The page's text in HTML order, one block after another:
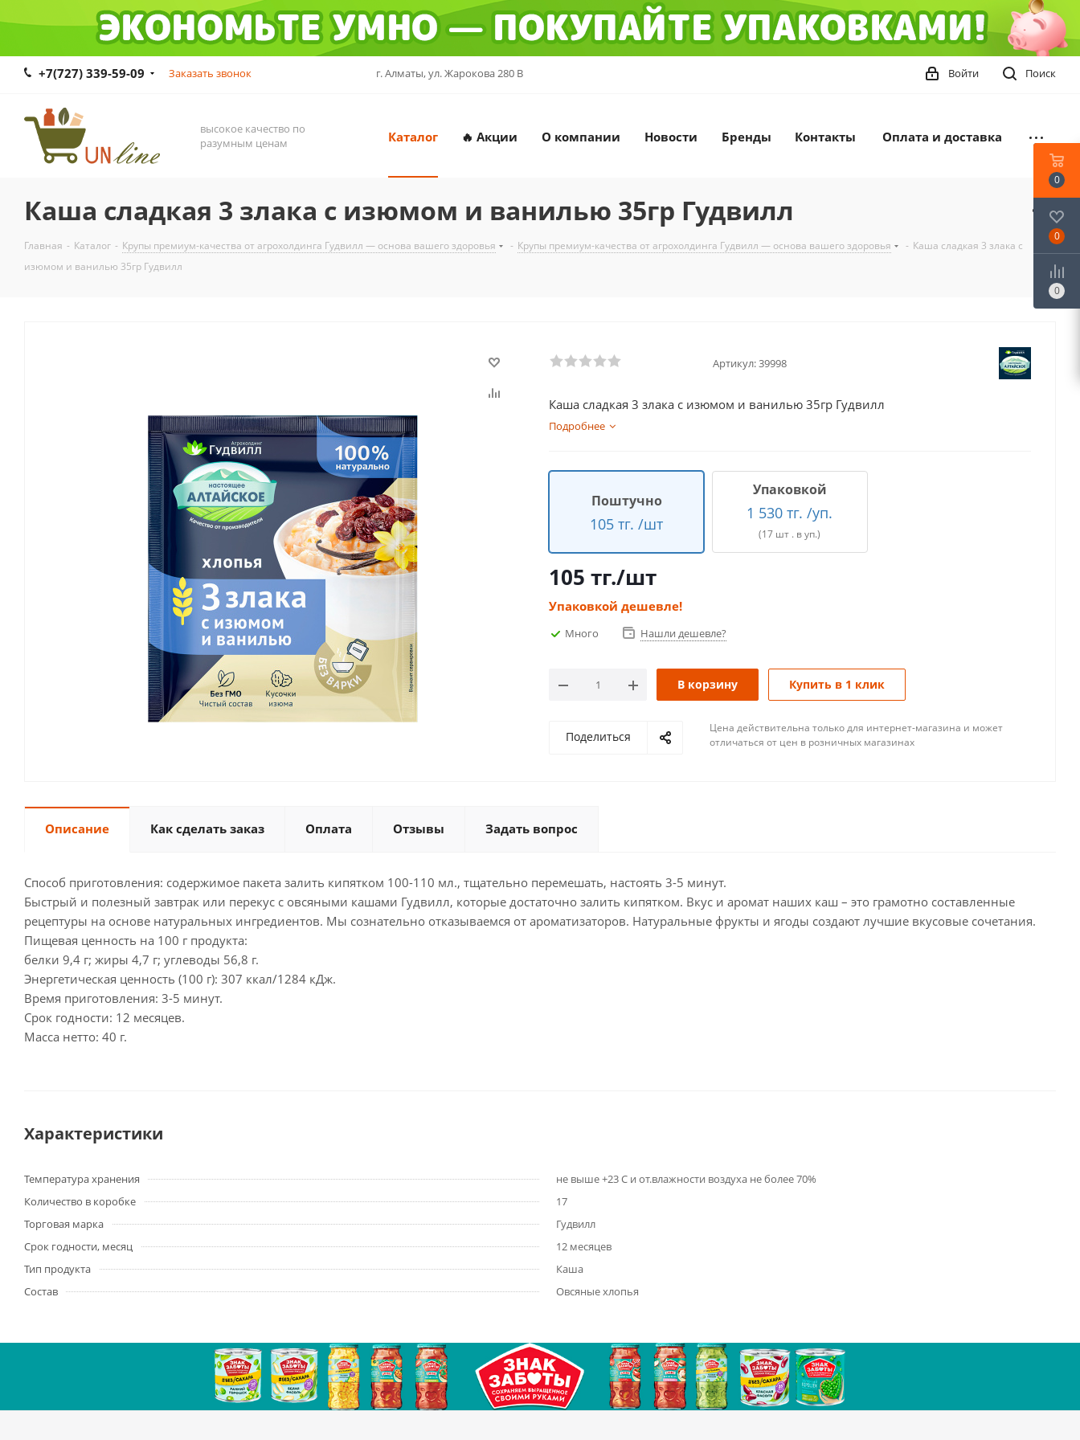
+7(727) 339-59-09 Заказать звонок г. Алматы, ул. Жарокова 280 В Поиск
Войти
высокое качество по
разумным ценам
Каталог 🔥 Акции О компании Новости Бренды Контакты Оплата и доставка
Каша сладкая 3 злака с изюмом и ванилью 35гр Гудвилл
Главная - Каталог - Крупы премиум-качества от агрохолдинга Гудвилл — основа вашего здоровья - Крупы премиум-качества от агрохолдинга Гудвилл — основа вашего здоровья - Каша сладкая 3 злака с
изюмом и ванилью 35гр Гудвилл
Артикул:39998
Каша сладкая 3 злака с изюмом и ванилью 35гр Гудвилл
Подробнее
Поштучно
105 тг. /шт
Упаковкой
1 530 тг. /уп.
(17 шт . в уп.)
105 тг./шт
Упаковкой дешевле!
Много Нашли дешевле?
В корзину Купить в 1 клик
Поделиться
Цена действительна только для интернет-магазина и может
отличаться от цен в розничных магазинах
Описание Как сделать заказ Оплата Отзывы Задать вопрос
Способ приготовления: содержимое пакета залить кипятком 100-110 мл., тщательно перемешать, настоять 3-5 минут.
Быстрый и полезный завтрак или перекус с овсяными кашами Гудвилл, которые достаточно залить кипятком. Вкус и аромат наших каш – это грамотно составленные
рецептуры на основе натуральных ингредиентов. Мы сознательно отказываемся от ароматизаторов. Натуральные фрукты и ягоды создают лучшие вкусовые сочетания.
Пищевая ценность на 100 г продукта:
белки 9,4 г; жиры 4,7 г; углеводы 56,8 г.
Энергетическая ценность (100 г): 307 ккал/1284 кДж.
Время приготовления: 3-5 минут.
Срок годности: 12 месяцев.
Масса нетто: 40 г.
Характеристики
Температура хранения
не выше +23 C и от.влажности воздуха не более 70%
Количество в коробке
17
Торговая марка
Гудвилл
Срок годности, месяц
12 месяцев
Тип продукта
Каша
Состав
Овсяные хлопья
0
0
0